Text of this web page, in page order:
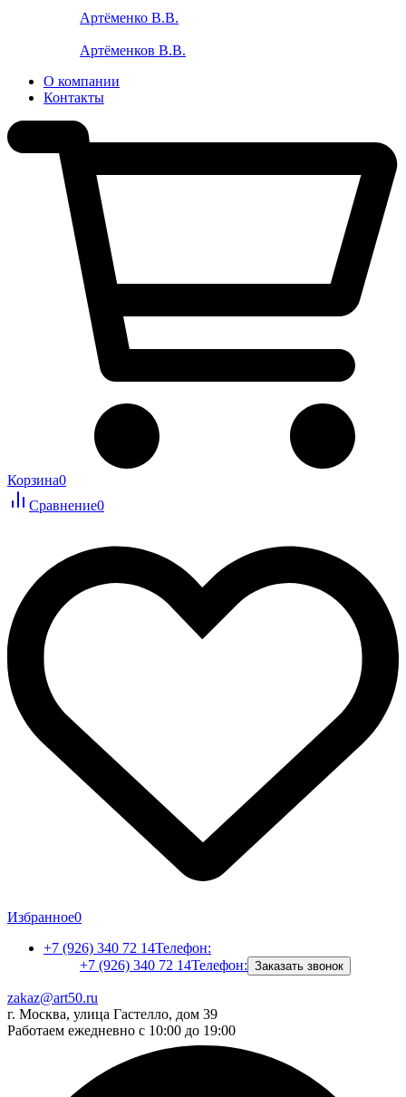
Артёменко В.В.
Артёменков В.В.
О компании
Контакты
Корзина0
Сравнение0
Избранное0
+7 (926) 340 72 14Телефон:
+7 (926) 340 72 14Телефон: Заказать звонок
zakaz@art50.ru
г. Москва, улица Гастелло, дом 39
Работаем ежедневно с 10:00 до 19:00